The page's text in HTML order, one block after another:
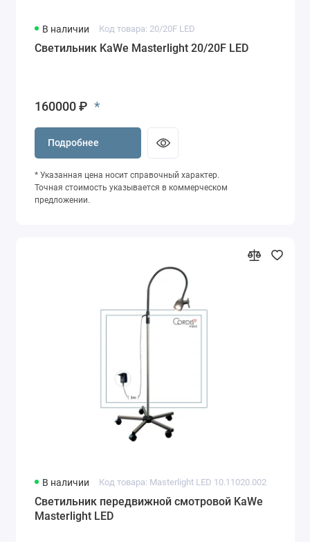
В наличии Код товара: 20/20F LED
Светильник KaWe Masterlight 20/20F LED
160000 ₽ *
Подробнее
* Указанная цена носит справочный характер.
Точная стоимость указывается в коммерческом
предложении.
В наличии Код товара: Masterlight LED 10.11020.002
Светильник передвижной смотровой KaWe
Masterlight LED